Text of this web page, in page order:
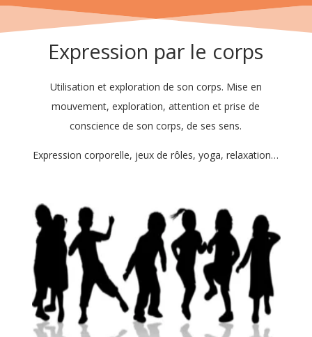
Expression par le corps
Utilisation et exploration de son corps. Mise en
mouvement, exploration, attention et prise de
conscience de son corps, de ses sens.
Expression corporelle, jeux de rôles, yoga, relaxation…